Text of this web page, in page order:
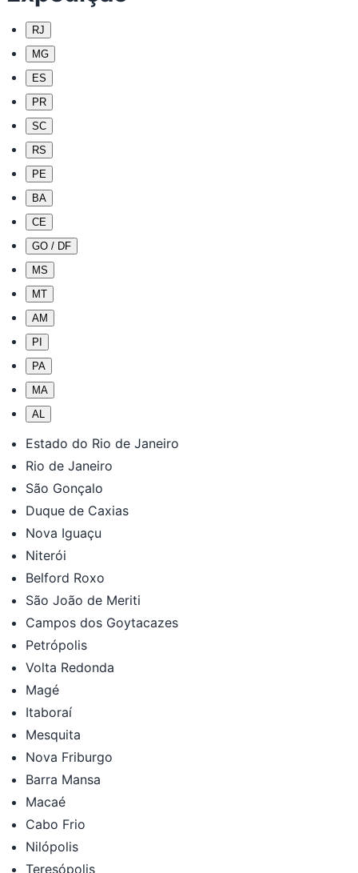
RJ
MG
ES
PR
SC
RS
PE
BA
CE
GO / DF
MS
MT
AM
PI
PA
MA
AL
Estado do Rio de Janeiro
Rio de Janeiro
São Gonçalo
Duque de Caxias
Nova Iguaçu
Niterói
Belford Roxo
São João de Meriti
Campos dos Goytacazes
Petrópolis
Volta Redonda
Magé
Itaboraí
Mesquita
Nova Friburgo
Barra Mansa
Macaé
Cabo Frio
Nilópolis
Teresópolis